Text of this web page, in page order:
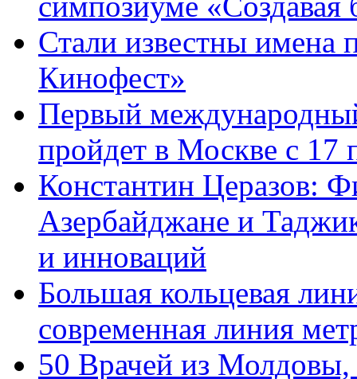
Стали известны имена
Кинофест»
Первый
пройдет в Москве с 17
Константин Церазов:
Азербайджане и
и инноваций
Большая кольцевая
современная линия
50 Врачей из Молдовы,